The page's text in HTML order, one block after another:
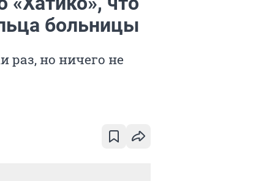
больницы
раз, но ничего не